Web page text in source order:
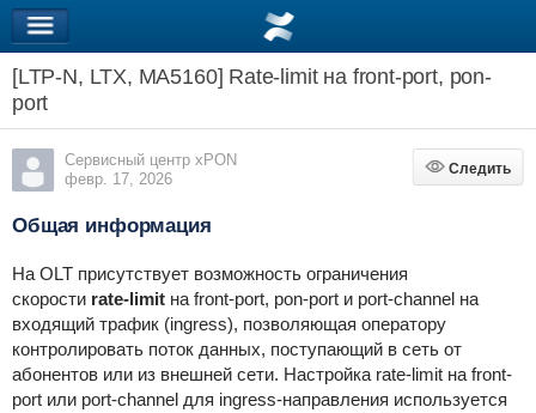
[LTP-N, LTX, MA5160] Rate-limit на front-port, pon-
port
Сервисный центр xPON
февр. 17, 2026
Следить
Следить
Общая информация
На OLT присутствует возможность ограничения
скорости rate-limitна front-port, pon-port и port-channel на
входящий трафик (ingress), позволяющая оператору
контролировать поток данных, поступающий в сеть от
абонентов или из внешней сети. Настройка rate-limit на front-
port или port-channel для ingress-направления используется